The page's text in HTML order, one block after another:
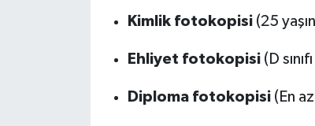
Kimlik fotokopisi(25
Ehliyet fotokopisi(D
Diploma fotokopisi(En